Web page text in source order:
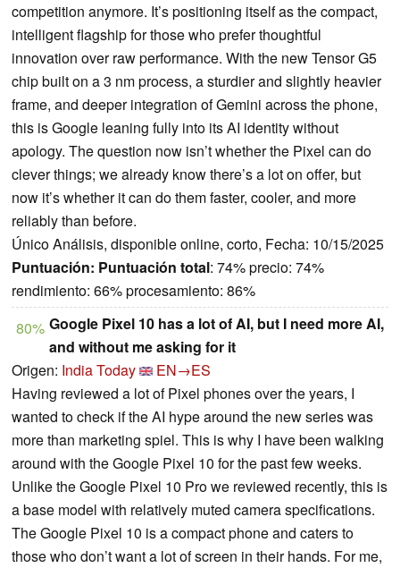
competition anymore. It’s positioning itself as the compact,
intelligent flagship for those who prefer thoughtful
innovation over raw performance. With the new Tensor G5
chip built on a 3 nm process, a sturdier and slightly heavier
frame, and deeper integration of Gemini across the phone,
this is Google leaning fully into its AI identity without
apology. The question now isn’t whether the Pixel can do
clever things; we already know there’s a lot on offer, but
now it’s whether it can do them faster, cooler, and more
reliably than before.
Único Análisis, disponible online, corto, Fecha: 10/15/2025
Puntuación: Puntuación total: 74% precio: 74%
rendimiento: 66% procesamiento: 86%
80% Google Pixel 10 has a lot of AI, but I need more AI,
and without me asking for it
Origen: India Today
EN→ES
Having reviewed a lot of Pixel phones over the years, I
wanted to check if the AI hype around the new series was
more than marketing spiel. This is why I have been walking
around with the Google Pixel 10 for the past few weeks.
Unlike the Google Pixel 10 Pro we reviewed recently, this is
a base model with relatively muted camera specifications.
The Google Pixel 10 is a compact phone and caters to
those who don’t want a lot of screen in their hands. For me,